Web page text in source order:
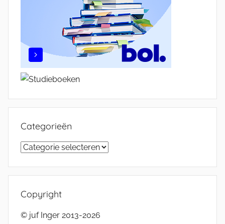
Categorieën
Categorieën
Copyright
© juf Inger 2013-2026